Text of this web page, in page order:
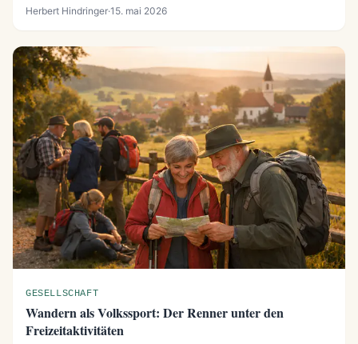
Herbert Hindringer·15. mai 2026
GESELLSCHAFT
Wandern als Volkssport: Der Renner unter den
Freizeitaktivitäten